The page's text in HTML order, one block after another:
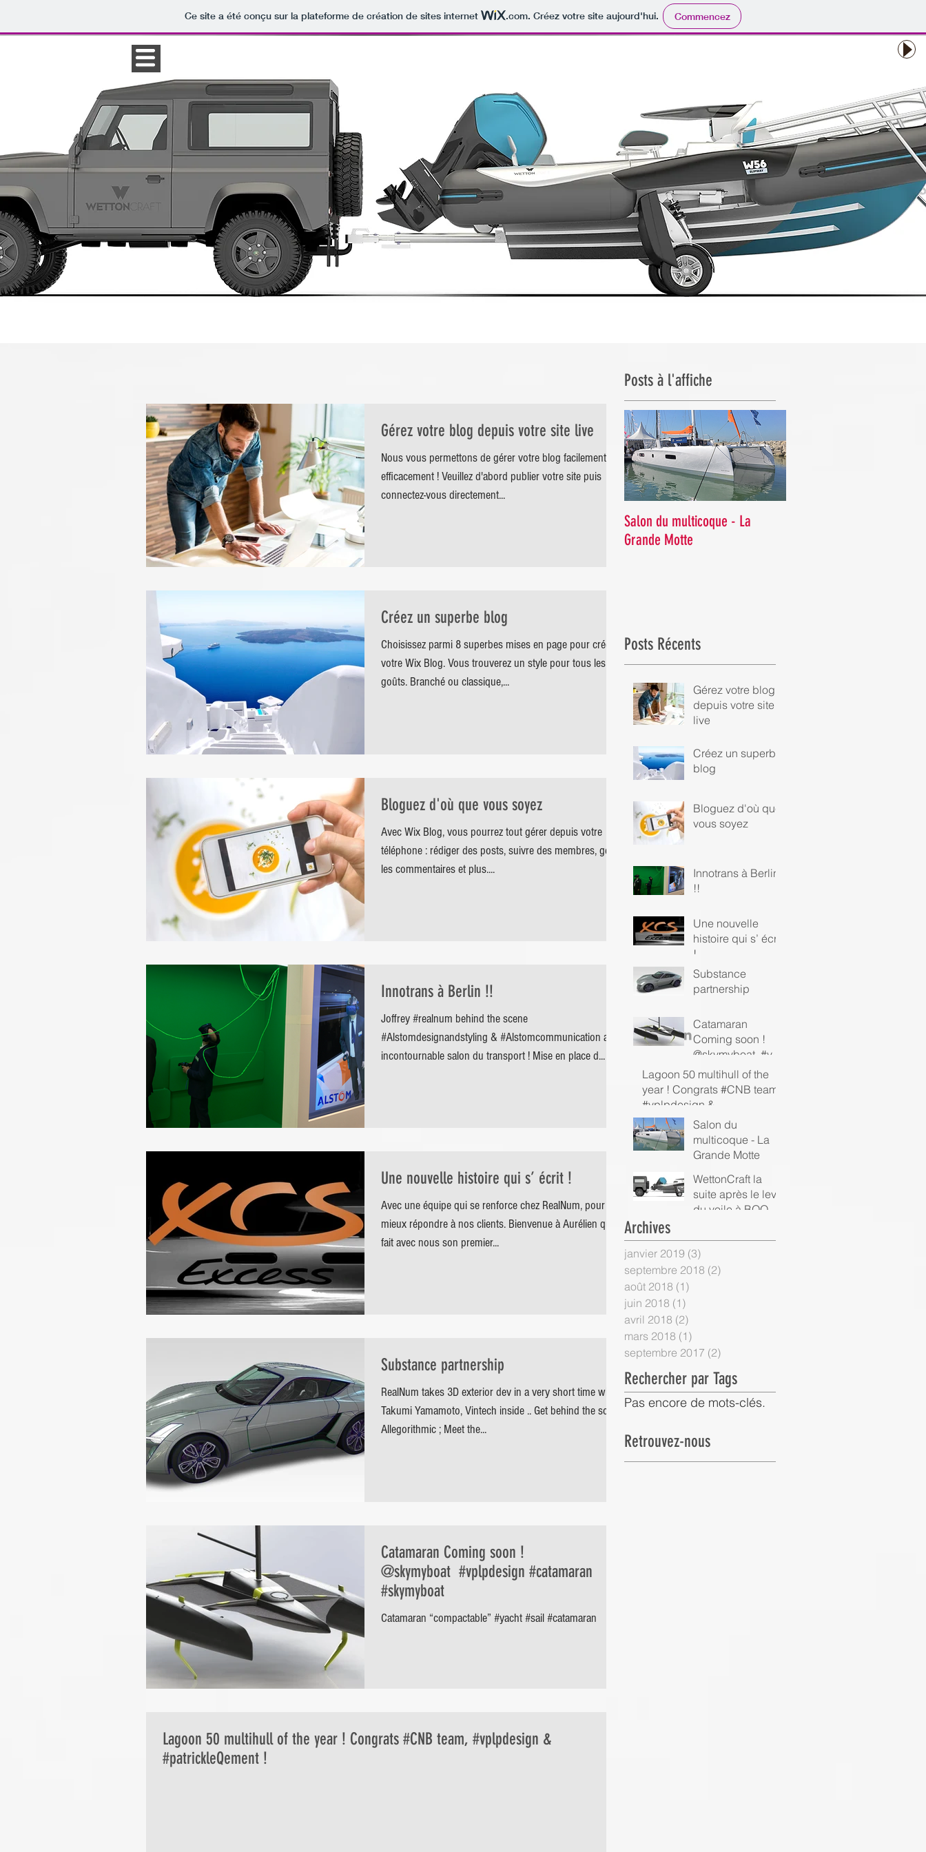
Ce site a été conçu sur la plateforme de création de sites internet .com. Créez votre site aujourd'hui. Commencez
Pas encore de mots-clés.
Retrouvez-nous
Gérez votre blog depuis votre site live
Nous vous permettons de gérer votre blog facilement et
efficacement ! Veuillez d'abord publier votre site puis
connectez-vous directement...
Créez un superbe blog
Choisissez parmi 8 superbes mises en page pour créer
votre Wix Blog. Vous trouverez un style pour tous les
goûts. Branché ou classique,...
Bloguez d'où que vous soyez
Avec Wix Blog, vous pourrez tout gérer depuis votre
téléphone : rédiger des posts, suivre des membres, gérer
les commentaires et plus....
Innotrans à Berlin !!
Joffrey #realnum behind the scene
#Alstomdesignandstyling & #Alstomcommunication a l
incontournable salon du transport ! Mise en place d...
Une nouvelle histoire qui s’ écrit !
Avec une équipe qui se renforce chez RealNum, pour
mieux répondre à nos clients. Bienvenue à Aurélien qui a
fait avec nous son premier...
Substance partnership
RealNum takes 3D exterior dev in a very short time with
Takumi Yamamoto, Vintech inside .. Get behind the scene
Allegorithmic ; Meet the...
Catamaran Coming soon !
@skymyboat #vplpdesign #catamaran
#skymyboat
Catamaran “compactable” #yacht #sail #catamaran
Lagoon 50 multihull of the year ! Congrats #CNB team, #vplpdesign &
#patrickleQement !
Gérez votre blog
depuis votre site
live
Créez un superbe
blog
Bloguez d'où que
vous soyez
Innotrans à Berlin
!!
Une nouvelle
histoire qui s’ écrit
!
Substance
partnership
Catamaran
Coming soon !
@skymyboat #vpl
pdesign
#catamaran
#skymyboat
Lagoon 50 multihull of the
year ! Congrats #CNB team,
#vplpdesign &
#patrickleQement !
Salon du
multicoque - La
Grande Motte
WettonCraft la
suite après le levé
du voile à BOOT
Posts Récents
Rechercher par Tags
Posts à l'affiche
Salon du multicoque - La
Grande Motte
Archives
janvier 2019 (3)
septembre 2018 (2)
août 2018 (1)
juin 2018 (1)
avril 2018 (2)
mars 2018 (1)
septembre 2017 (2)